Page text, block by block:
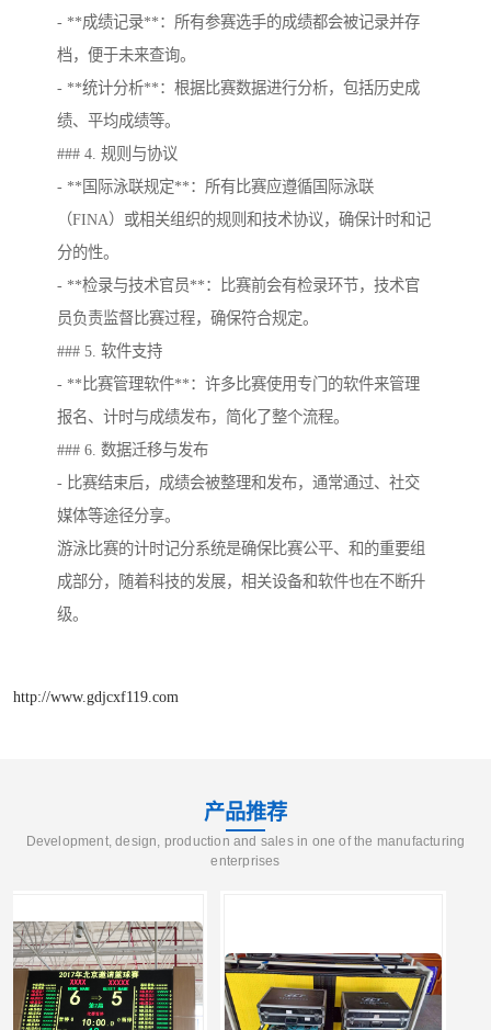
- **成绩记录**：所有参赛选手的成绩都会被记录并存
档，便于未来查询。
- **统计分析**：根据比赛数据进行分析，包括历史成
绩、平均成绩等。
### 4. 规则与协议
- **国际泳联规定**：所有比赛应遵循国际泳联
（FINA）或相关组织的规则和技术协议，确保计时和记
分的性。
- **检录与技术官员**：比赛前会有检录环节，技术官
员负责监督比赛过程，确保符合规定。
### 5. 软件支持
- **比赛管理软件**：许多比赛使用专门的软件来管理
报名、计时与成绩发布，简化了整个流程。
### 6. 数据迁移与发布
- 比赛结束后，成绩会被整理和发布，通常通过、社交
媒体等途径分享。
游泳比赛的计时记分系统是确保比赛公平、和的重要组
成部分，随着科技的发展，相关设备和软件也在不断升
级。
http://www.gdjcxf119.com
产品推荐
Development, design, production and sales in one of the manufacturing
enterprises